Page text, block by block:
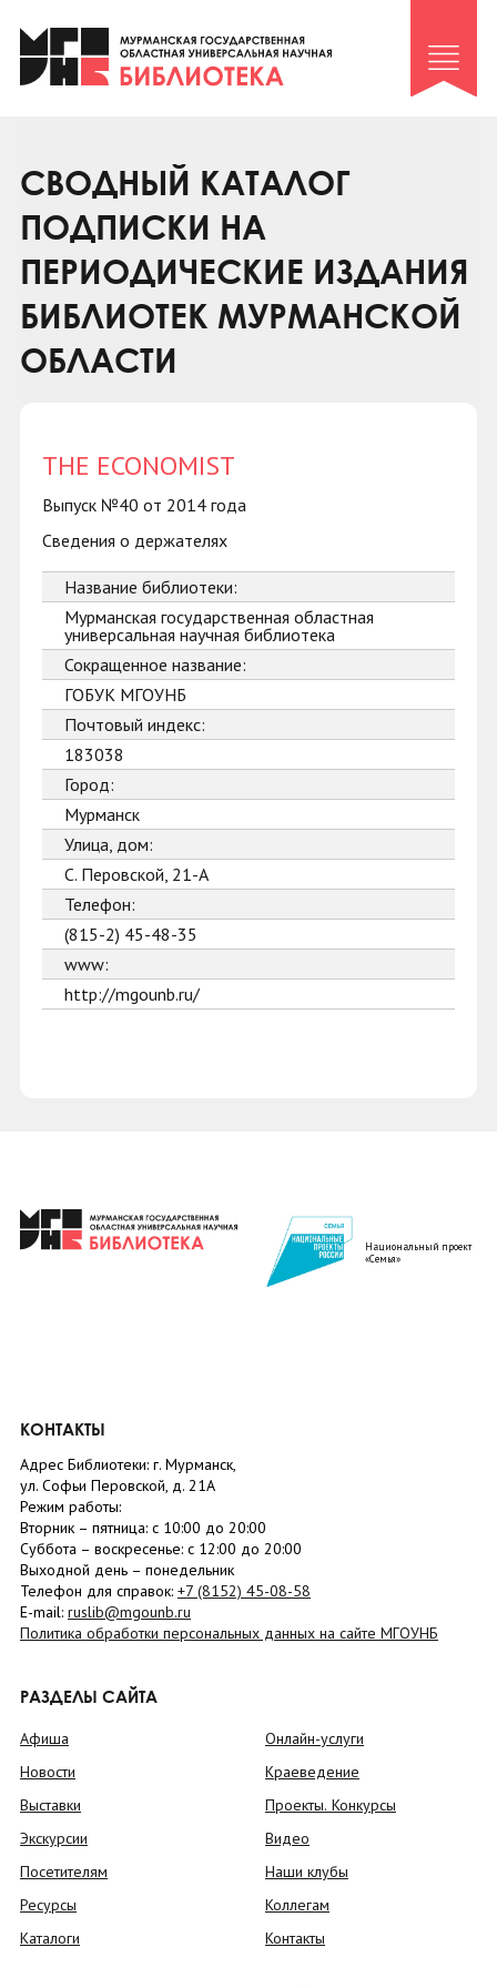
Клуб «Гиря и сельдерей»
Клуб «Семейный архив»
Коллегам
Контакты
СВОДНЫЙ КАТАЛОГ
ПОДПИСКИ НА
ПЕРИОДИЧЕСКИЕ ИЗДАНИЯ
БИБЛИОТЕК МУРМАНСКОЙ
ОБЛАСТИ
THE ECONOMIST
Выпуск №40 от 2014 года
Сведения о держателях
Название библиотеки:
Мурманская государственная областная
универсальная научная библиотека
Сокращенное название:
ГОБУК МГОУНБ
Почтовый индекс:
183038
Город:
Мурманск
Улица, дом:
С. Перовской, 21-А
Телефон:
(815-2) 45-48-35
www:
http://mgounb.ru/
Национальный проект
«Семья»
КОНТАКТЫ
Адрес Библиотеки: г. Мурманск,
ул. Софьи Перовской, д. 21А
Режим работы:
Вторник – пятница: с 10:00 до 20:00
Суббота – воскресенье: c 12:00 до 20:00
Выходной день – понедельник
Телефон для справок: +7 (8152) 45-08-58
E-mail: ruslib@mgounb.ru
Политика обработки персональных данных на сайте МГОУНБ
РАЗДЕЛЫ САЙТА
Афиша
Новости
Выставки
Экскурсии
Посетителям
Ресурсы
Каталоги
Онлайн-услуги
Краеведение
Проекты. Конкурсы
Видео
Наши клубы
Коллегам
Контакты